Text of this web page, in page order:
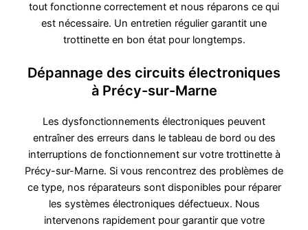
tout fonctionne correctement et nous réparons ce qui
est nécessaire. Un entretien régulier garantit une
trottinette en bon état pour longtemps.
Dépannage des circuits électroniques
à Précy-sur-Marne
Les dysfonctionnements électroniques peuvent
entraîner des erreurs dans le tableau de bord ou des
interruptions de fonctionnement sur votre trottinette à
Précy-sur-Marne. Si vous rencontrez des problèmes de
ce type, nos réparateurs sont disponibles pour réparer
les systèmes électroniques défectueux. Nous
intervenons rapidement pour garantir que votre